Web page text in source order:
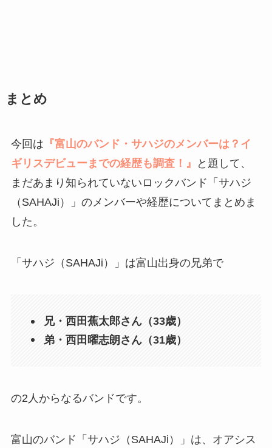
まとめ
今回は 『富山のバンド・サハジのメンバーは？イ
ギリスデビューまでの経歴も調査！』
と題して、
まだあまり知られていないロックバンド「サハジ
（SAHAJi）」のメンバーや経歴についてまとめま
した。
「サハジ（SAHAJi）」は富山出身の兄弟で
兄・西田蕉太郎さん（33歳）
弟・西田曜志朗さん（31歳）
の2人からなるバンドです。
富山のバンド「サハジ（SAHAJi）」は、オアシス